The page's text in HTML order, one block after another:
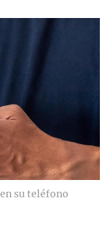
su teléfono